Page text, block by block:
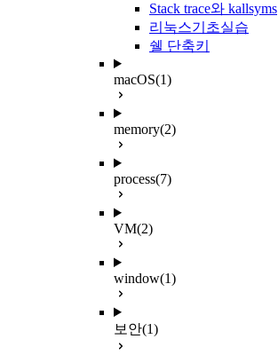
Stack trace와 kallsyms
리눅스기초실습
쉘 단축키
macOS(1)
memory(2)
process(7)
VM(2)
window(1)
보안(1)